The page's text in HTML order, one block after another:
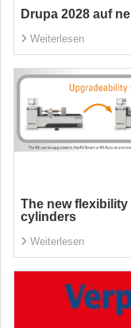
Drupa 2028 auf
Weiterlesen
The new
cylinders
Weiterlesen